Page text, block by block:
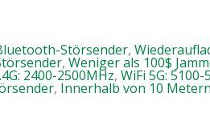
Störsender,
, Weniger als 100$
2400-2500MHz, WiFi 5G: 5100-
, Innerhalb von 10 Metern